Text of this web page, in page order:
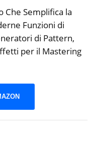
Che Semplifica la
Funzioni di
di Pattern,
per il Mastering